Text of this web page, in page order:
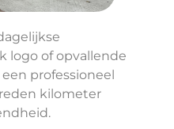
logo of opvallende
professioneel
kilometer